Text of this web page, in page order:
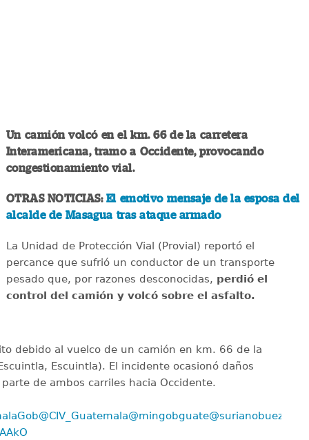
Un camión volcó en el km. 66 de la carretera
Interamericana, tramo a Occidente, provocando
congestionamiento vial.
OTRAS NOTICIAS: El emotivo mensaje de la esposa del
alcalde de Masagua tras ataque armado
La Unidad de Protección Vial (Provial) reportó el
percance que sufrió un conductor de un transporte
pesado que, por razones desconocidas, perdió el
control del camión y volcó sobre el asfalto.
debido al vuelco de un camión en km. 66 de la
Escuintla). El incidente ocasionó daños
de ambos carriles hacia Occidente.
@CIV_Guatemala@mingobguate@surianobuezo